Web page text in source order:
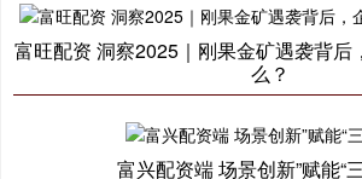
富旺配资 洞察2025｜刚果金矿遇袭背后
么？
富兴配资端 场景创新”赋能“